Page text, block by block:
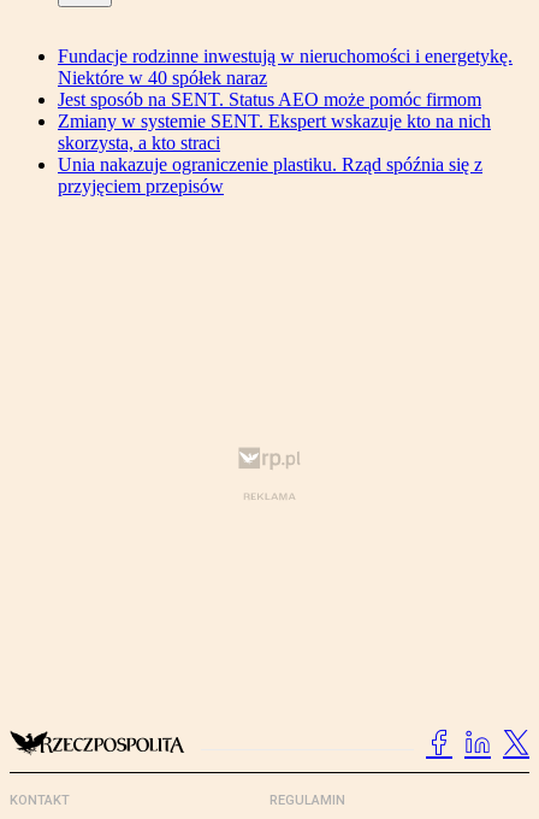
Fundacje rodzinne inwestują w nieruchomości i energetykę.
Niektóre w 40 spółek naraz
Jest sposób na SENT. Status AEO może pomóc firmom
Zmiany w systemie SENT. Ekspert wskazuje kto na nich
skorzysta, a kto straci
Unia nakazuje ograniczenie plastiku. Rząd spóźnia się z
przyjęciem przepisów
KONTAKT REGULAMIN